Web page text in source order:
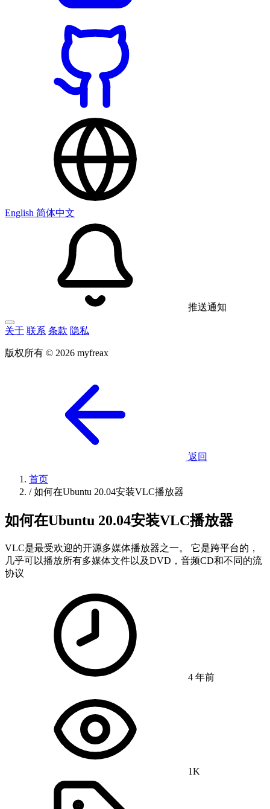
English 简体中文
推送通知
关于 联系 条款 隐私
版权所有 © 2026 myfreax
返回
首页
/ 如何在Ubuntu 20.04安装VLC播放器
如何在Ubuntu 20.04安装VLC播放器
VLC是最受欢迎的开源多媒体播放器之一。 它是跨平台的，
几乎可以播放所有多媒体文件以及DVD，音频CD和不同的流
协议
4 年前
1K